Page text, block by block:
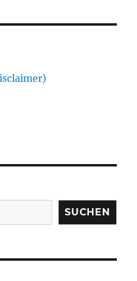
SUCHEN